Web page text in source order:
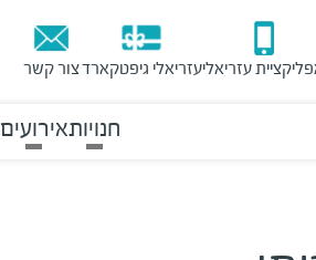
עזריאליעזריאלי גיפטקארדצור קשר
חנויותאירועים